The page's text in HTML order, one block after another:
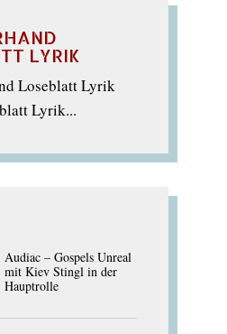
LYRIK
Lyrik...
Audiac – Gospels Unreal
mit Kiev Stingl in der
Hauptrolle